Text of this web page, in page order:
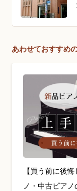
あわせておすすめ
【買う前に後
ノ・中古ピア